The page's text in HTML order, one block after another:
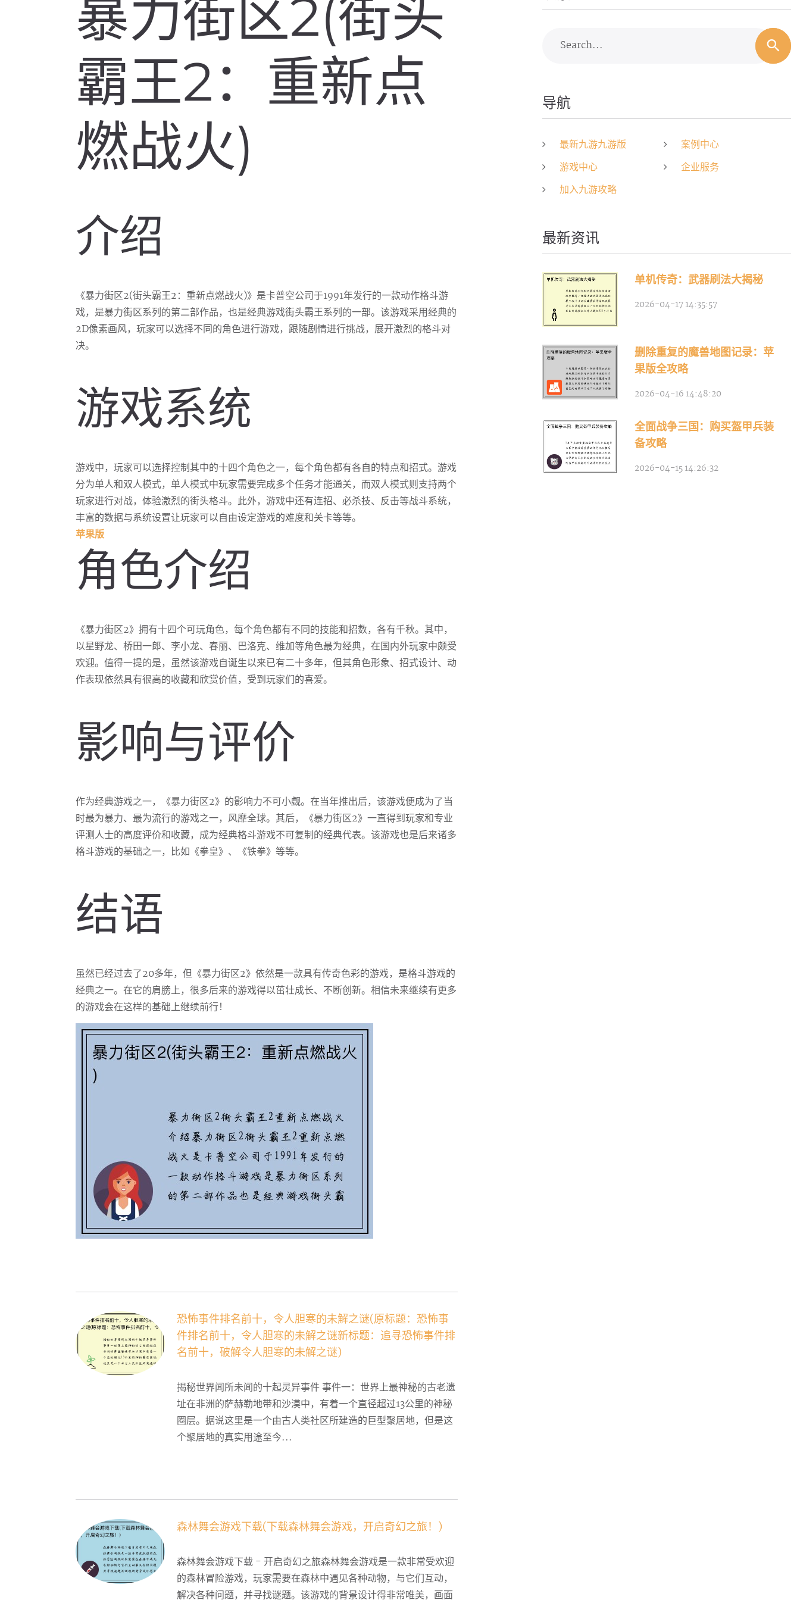
暴力街区2(街头
霸王2：重新点
燃战火)
介绍
《暴力街区2(街头霸王2：重新点燃战火)》是卡普空公司于1991年发行的一款动作格斗游
戏，是暴力街区系列的第二部作品，也是经典游戏街头霸王系列的一部。该游戏采用经典的
2D像素画风，玩家可以选择不同的角色进行游戏，跟随剧情进行挑战，展开激烈的格斗对
决。
游戏系统
游戏中，玩家可以选择控制其中的十四个角色之一，每个角色都有各自的特点和招式。游戏
分为单人和双人模式，单人模式中玩家需要完成多个任务才能通关，而双人模式则支持两个
玩家进行对战，体验激烈的街头格斗。此外，游戏中还有连招、必杀技、反击等战斗系统，
丰富的数据与系统设置让玩家可以自由设定游戏的难度和关卡等等。
苹果版
角色介绍
《暴力街区2》拥有十四个可玩角色，每个角色都有不同的技能和招数，各有千秋。其中，
以星野龙、桥田一郎、李小龙、春丽、巴洛克、维加等角色最为经典，在国内外玩家中颇受
欢迎。值得一提的是，虽然该游戏自诞生以来已有二十多年，但其角色形象、招式设计、动
作表现依然具有很高的收藏和欣赏价值，受到玩家们的喜爱。
影响与评价
作为经典游戏之一，《暴力街区2》的影响力不可小觑。在当年推出后，该游戏便成为了当
时最为暴力、最为流行的游戏之一，风靡全球。其后，《暴力街区2》一直得到玩家和专业
评测人士的高度评价和收藏，成为经典格斗游戏不可复制的经典代表。该游戏也是后来诸多
格斗游戏的基础之一，比如《拳皇》、《铁拳》等等。
结语
虽然已经过去了20多年，但《暴力街区2》依然是一款具有传奇色彩的游戏，是格斗游戏的
经典之一。在它的肩膀上，很多后来的游戏得以茁壮成长、不断创新。相信未来继续有更多
的游戏会在这样的基础上继续前行！
恐怖事件排名前十，令人胆寒的未解之谜(原标题：恐怖事
件排名前十，令人胆寒的未解之谜新标题：追寻恐怖事件排
名前十，破解令人胆寒的未解之谜)
揭秘世界闻所未闻的十起灵异事件 事件一：世界上最神秘的古老遗
址在非洲的萨赫勒地带和沙漠中，有着一个直径超过13公里的神秘
圈层。据说这里是一个由古人类社区所建造的巨型聚居地，但是这
个聚居地的真实用途至今...
森林舞会游戏下载(下载森林舞会游戏，开启奇幻之旅！)
森林舞会游戏下载 - 开启奇幻之旅森林舞会游戏是一款非常受欢迎
的森林冒险游戏，玩家需要在森林中遇见各种动物，与它们互动，
解决各种问题，并寻找谜题。该游戏的背景设计得非常唯美，画面
Search...
导航
最新九游九游版
案例中心
游戏中心
企业服务
加入九游攻略
最新资讯
单机传奇：武器刷法大揭秘
2026-04-17 14:35:57
删除重复的魔兽地图记录：苹
果版全攻略
2026-04-16 14:48:20
全面战争三国：购买盔甲兵装
备攻略
2026-04-15 14:26:32